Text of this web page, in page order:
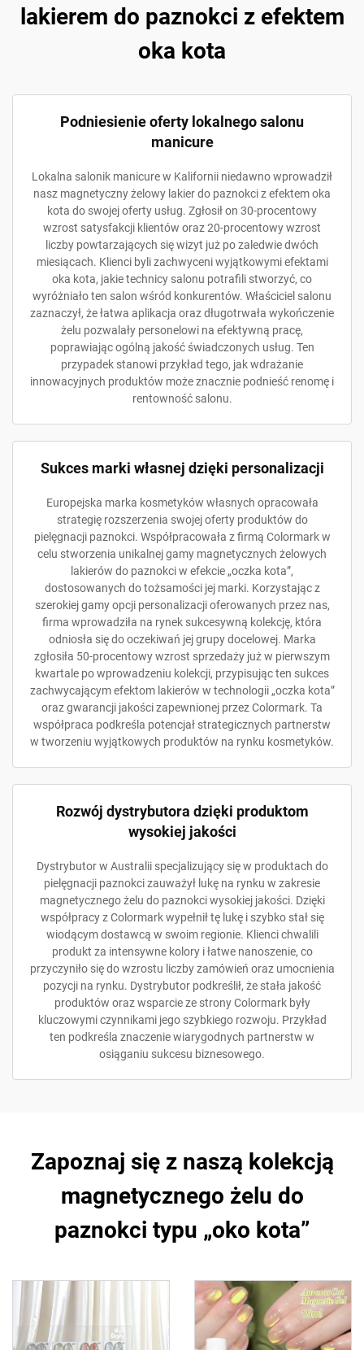
lakierem do paznokci z efektem
oka kota
Podniesienie oferty lokalnego salonu
manicure
Lokalna salonik manicure w Kalifornii niedawno wprowadził
nasz magnetyczny żelowy lakier do paznokci z efektem oka
kota do swojej oferty usług. Zgłosił on 30-procentowy
wzrost satysfakcji klientów oraz 20-procentowy wzrost
liczby powtarzających się wizyt już po zaledwie dwóch
miesiącach. Klienci byli zachwyceni wyjątkowymi efektami
oka kota, jakie technicy salonu potrafili stworzyć, co
wyróżniało ten salon wśród konkurentów. Właściciel salonu
zaznaczył, że łatwa aplikacja oraz długotrwała wykończenie
żelu pozwalały personelowi na efektywną pracę,
poprawiając ogólną jakość świadczonych usług. Ten
przypadek stanowi przykład tego, jak wdrażanie
innowacyjnych produktów może znacznie podnieść renomę i
rentowność salonu.
Sukces marki własnej dzięki personalizacji
Europejska marka kosmetyków własnych opracowała
strategię rozszerzenia swojej oferty produktów do
pielęgnacji paznokci. Współpracowała z firmą Colormark w
celu stworzenia unikalnej gamy magnetycznych żelowych
lakierów do paznokci w efekcie „oczka kota”,
dostosowanych do tożsamości jej marki. Korzystając z
szerokiej gamy opcji personalizacji oferowanych przez nas,
firma wprowadziła na rynek sukcesywną kolekcję, która
odniosła się do oczekiwań jej grupy docelowej. Marka
zgłosiła 50-procentowy wzrost sprzedaży już w pierwszym
kwartale po wprowadzeniu kolekcji, przypisując ten sukces
zachwycającym efektom lakierów w technologii „oczka kota”
oraz gwarancji jakości zapewnionej przez Colormark. Ta
współpraca podkreśla potencjał strategicznych partnerstw
w tworzeniu wyjątkowych produktów na rynku kosmetyków.
Rozwój dystrybutora dzięki produktom
wysokiej jakości
Dystrybutor w Australii specjalizujący się w produktach do
pielęgnacji paznokci zauważył lukę na rynku w zakresie
magnetycznego żelu do paznokci wysokiej jakości. Dzięki
współpracy z Colormark wypełnił tę lukę i szybko stał się
wiodącym dostawcą w swoim regionie. Klienci chwalili
produkt za intensywne kolory i łatwe nanoszenie, co
przyczyniło się do wzrostu liczby zamówień oraz umocnienia
pozycji na rynku. Dystrybutor podkreślił, że stała jakość
produktów oraz wsparcie ze strony Colormark były
kluczowymi czynnikami jego szybkiego rozwoju. Przykład
ten podkreśla znaczenie wiarygodnych partnerstw w
osiąganiu sukcesu biznesowego.
Zapoznaj się z naszą kolekcją
magnetycznego żelu do
paznokci typu „oko kota”